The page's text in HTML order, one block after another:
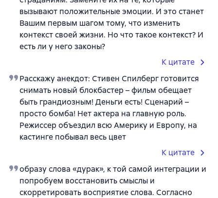
вызывают положительные эмоции. И это станет
Вашим первым шагом тому, что изменить
контекст своей жизни. Но что такое контекст? И
есть ли у него законы?
К цитате
Расскажу анекдот: Стивен Спилберг готовится
снимать новый блокбастер – фильм обещает
быть грандиозным! Деньги есть! Сценарий –
просто бомба! Нет актера на главную роль.
Режиссер объездил всю Америку и Европу, на
кастинге побывал весь цвет
К цитате
образу слова «дурак», к той самой интеграции и
попробуем восстановить смыслы и
скорретировать восприятие слова. Согласно